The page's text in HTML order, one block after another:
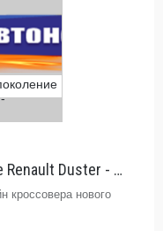
Каким будет новое поколение Renault Duster - «Авто - Новости»
кроссовера нового